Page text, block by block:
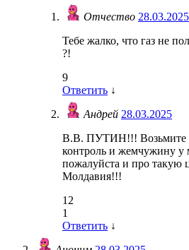
Отчество 28.03.2025
Тебе жалко, что газ не
?!
9
Ответить ↓
Андрей 28.03.2025
В.В. ПУТИН!!! Возьмите
контроль и жемчужину у
пожалуйста и про такую
Молдавия!!!
12
1
Ответить ↓